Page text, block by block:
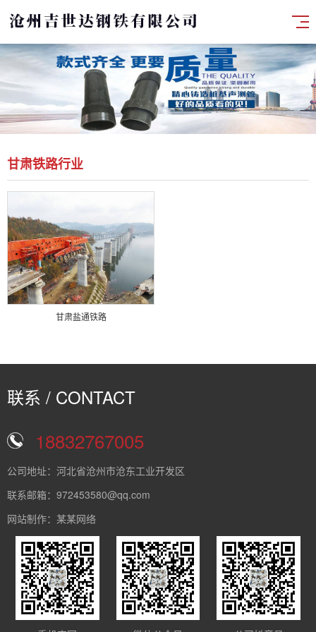
甘肃铁路行业
甘肃盐通铁路
联系 / CONTACT
18832767005
公司地址：河北省沧州市沧东工业开发区
联系邮箱：972453580@qq.com
网站制作：某某网络